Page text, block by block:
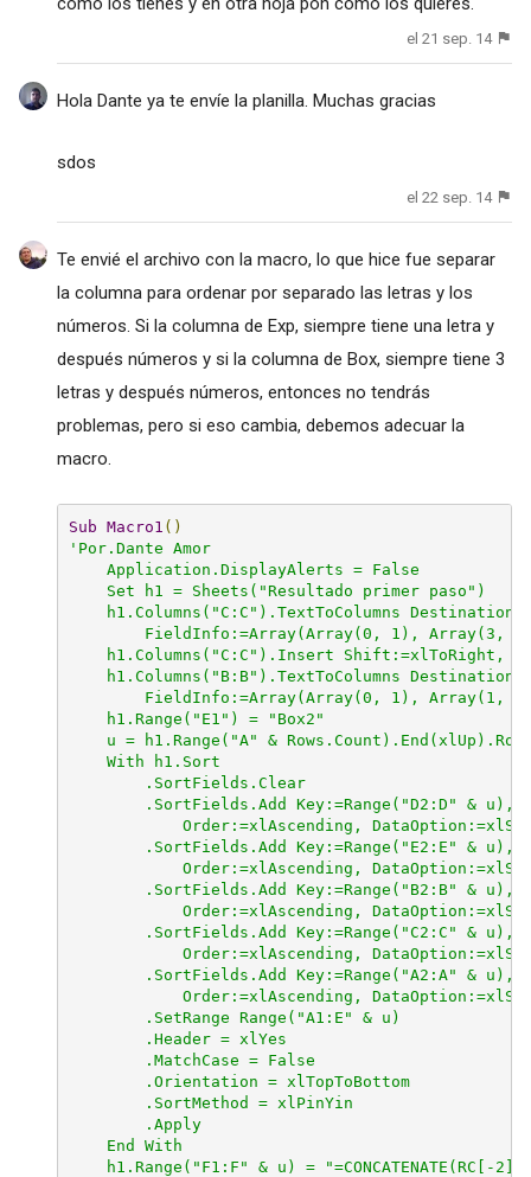
el 21 sep. 14
Hola Dante ya te envíe la planilla. Muchas gracias
sdos
el 22 sep. 14
Te envié el archivo con la macro, lo que hice fue separar
la columna para ordenar por separado las letras y los
números. Si la columna de Exp, siempre tiene una letra y
después números y si la columna de Box, siempre tiene 3
letras y después números, entonces no tendrás
problemas, pero si eso cambia, debemos adecuar la
macro.
Sub Macro1 ()
'Por.Dante Amor
Application.DisplayAlerts = False
Set h1 = Sheets("Resultado primer paso")
h1.Columns("C:C").TextToColumns
FieldInfo:=Array(Array(0, 1), Array(3, 1)),
h1.Columns("C:C").Insert Shift:=xlToRight,
h1.Columns("B:B").TextToColumns
FieldInfo:=Array(Array(0, 1), Array(1, 1)),
h1.Range("E1") = "Box2"
u = h1.Range("A" & Rows.Count).End(xlUp).Row
With h1.Sort
.SortFields.Clear
.SortFields.Add Key:=Range("D2:D" & u),
Order:=xlAscending,
.SortFields.Add Key:=Range("E2:E" & u),
Order:=xlAscending,
.SortFields.Add Key:=Range("B2:B" & u),
Order:=xlAscending,
.SortFields.Add Key:=Range("C2:C" & u),
Order:=xlAscending,
.SortFields.Add Key:=Range("A2:A" & u),
Order:=xlAscending,
.SetRange Range("A1:E" & u)
.Header = xlYes
.MatchCase = False
.Orientation = xlTopToBottom
.SortMethod = xlPinYin
.Apply
End With
h1.Range("F1:F" & u) = "=CONCATENATE(RC[-